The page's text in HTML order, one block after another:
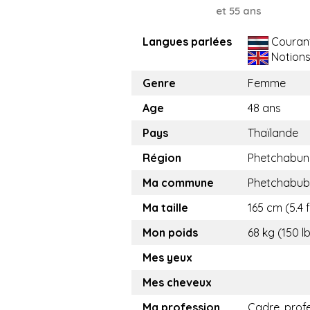
et 55 ans
Langues parlées
Notions
Genre
Femme
Age
48 ans
Pays
Thaïlande
Région
Phetchabun
Ma commune
Phetchabub
Ma taille
165 cm (5.4
Mon poids
68 kg (150
Mes yeux
Mes cheveux